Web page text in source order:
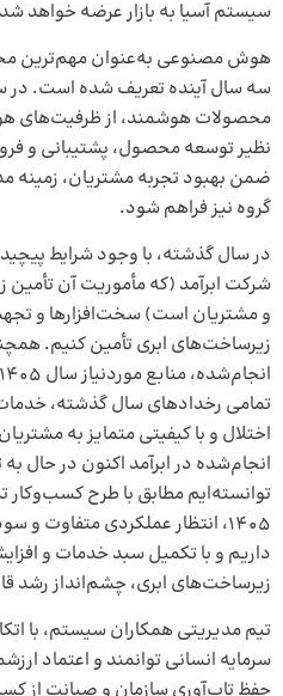
سیستم آسیا به بازار عرضه خواهد
هوش مصنوعی به‌عنوان مهم‌ترین
سه سال آینده تعریف شده است. در
محصولات هوشمند، از ظرفیت‌های
نظیر توسعه محصول، پشتیبانی و
ضمن بهبود تجربه مشتریان، زمینه
گروه نیز فراهم شود.
در سال گذشته، با وجود شرایط
شرکت ابرآمد (که مأموریت آن تأمین
و مشتریان است) سخت‌افزارها و
زیرساخت‌های ابری تأمین کنیم.
تمامی رخدادهای سال گذشته،
اختلال و با کیفیتی متمایز به
انجام‌شده در ابرآمد اکنون در حال
توانسته‌ایم مطابق با طرح
۱۴۰۵، انتظار عملکردی متفاوت
داریم و با تکمیل سبد خدمات و
زیرساخت‌های ابری، چشم‌انداز رشد
تیم مدیریتی همکاران سیستم، با
سرمایه انسانی توانمند و اعتماد